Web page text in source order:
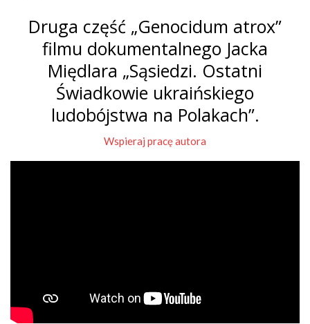
Druga część „Genocidum atrox”
filmu dokumentalnego Jacka
Międlara „Sąsiedzi. Ostatni
Świadkowie ukraińskiego
ludobójstwa na Polakach”.
Wspieraj pracę autora